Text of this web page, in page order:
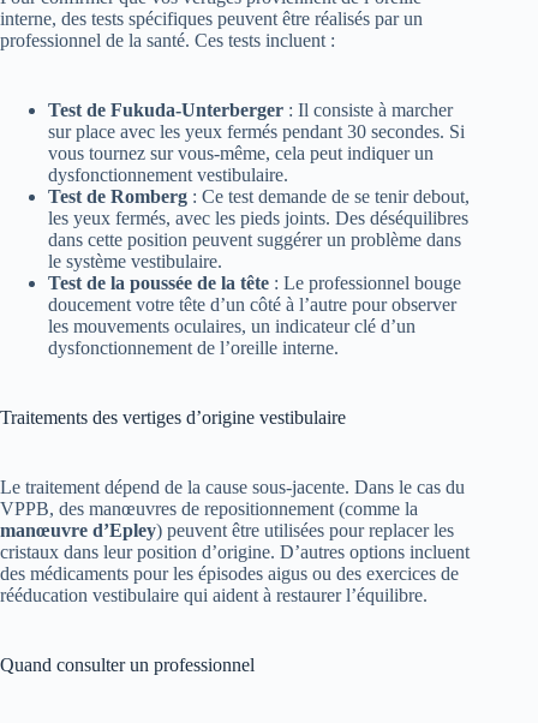
interne, des tests spécifiques peuvent être réalisés par un
professionnel de la santé. Ces tests incluent :
Test de Fukuda-Unterberger : Il consiste à marcher
sur place avec les yeux fermés pendant 30 secondes. Si
vous tournez sur vous-même, cela peut indiquer un
dysfonctionnement vestibulaire.
Test de Romberg : Ce test demande de se tenir debout,
les yeux fermés, avec les pieds joints. Des déséquilibres
dans cette position peuvent suggérer un problème dans
le système vestibulaire.
Test de la poussée de la tête : Le professionnel bouge
doucement votre tête d’un côté à l’autre pour observer
les mouvements oculaires, un indicateur clé d’un
dysfonctionnement de l’oreille interne.
Traitements des vertiges d’origine vestibulaire
Le traitement dépend de la cause sous-jacente. Dans le cas du
VPPB, des manœuvres de repositionnement (comme la
manœuvre d’Epley) peuvent être utilisées pour replacer les
cristaux dans leur position d’origine. D’autres options incluent
des médicaments pour les épisodes aigus ou des exercices de
rééducation vestibulaire qui aident à restaurer l’équilibre.
Quand consulter un professionnel